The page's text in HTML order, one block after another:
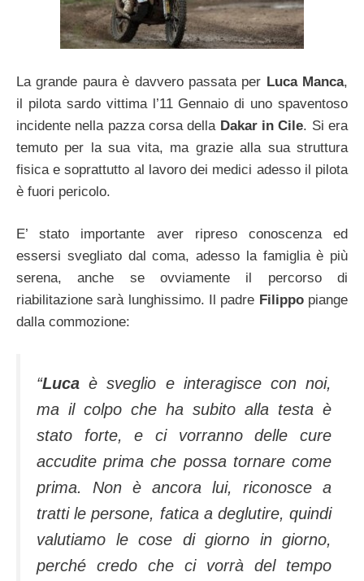
La grande paura è davvero passata per Luca Manca,
il pilota sardo vittima l’11 Gennaio di uno spaventoso
incidente nella pazza corsa della Dakar in Cile. Si era
temuto per la sua vita, ma grazie alla sua struttura
fisica e soprattutto al lavoro dei medici adesso il pilota
è fuori pericolo.
E’ stato importante aver ripreso conoscenza ed
essersi svegliato dal coma, adesso la famiglia è più
serena, anche se ovviamente il percorso di
riabilitazione sarà lunghissimo. Il padre Filippo piange
dalla commozione:
“Luca è sveglio e interagisce con noi,
ma il colpo che ha subito alla testa è
stato forte, e ci vorranno delle cure
accudite prima che possa tornare come
prima. Non è ancora lui, riconosce a
tratti le persone, fatica a deglutire, quindi
valutiamo le cose di giorno in giorno,
perché credo che ci vorrà del tempo